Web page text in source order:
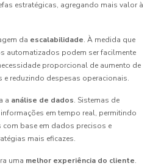
estratégicas, agregando mais valor à
da escalabilidade. À medida que
automatizados podem ser facilmente
proporcional de aumento de
reduzindo despesas operacionais.
a análise de dados. Sistemas de
em tempo real, permitindo
com base em dados precisos e
mais eficazes.
uma melhor experiência do cliente.